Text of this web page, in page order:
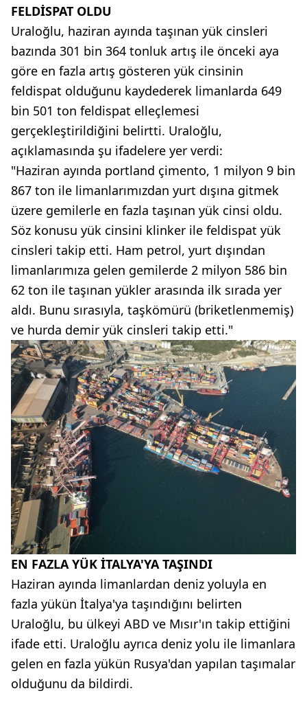
FELDİSPAT OLDU
Uraloğlu, haziran ayında taşınan yük cinsleri
bazında 301 bin 364 tonluk artış ile önceki aya
göre en fazla artış gösteren yük cinsinin
feldispat olduğunu kaydederek limanlarda 649
bin 501 ton feldispat elleçlemesi
gerçekleştirildiğini belirtti. Uraloğlu,
açıklamasında şu ifadelere yer verdi:
"Haziran ayında portland çimento, 1 milyon 9 bin
867 ton ile limanlarımızdan yurt dışına gitmek
üzere gemilerle en fazla taşınan yük cinsi oldu.
Söz konusu yük cinsini klinker ile feldispat yük
cinsleri takip etti. Ham petrol, yurt dışından
limanlarımıza gelen gemilerde 2 milyon 586 bin
62 ton ile taşınan yükler arasında ilk sırada yer
aldı. Bunu sırasıyla, taşkömürü (briketlenmemiş)
ve hurda demir yük cinsleri takip etti."
EN FAZLA YÜK İTALYA'YA TAŞINDI
Haziran ayında limanlardan deniz yoluyla en
fazla yükün İtalya'ya taşındığını belirten
Uraloğlu, bu ülkeyi ABD ve Mısır'ın takip ettiğini
ifade etti. Uraloğlu ayrıca deniz yolu ile limanlara
gelen en fazla yükün Rusya'dan yapılan taşımalar
olduğunu da bildirdi.